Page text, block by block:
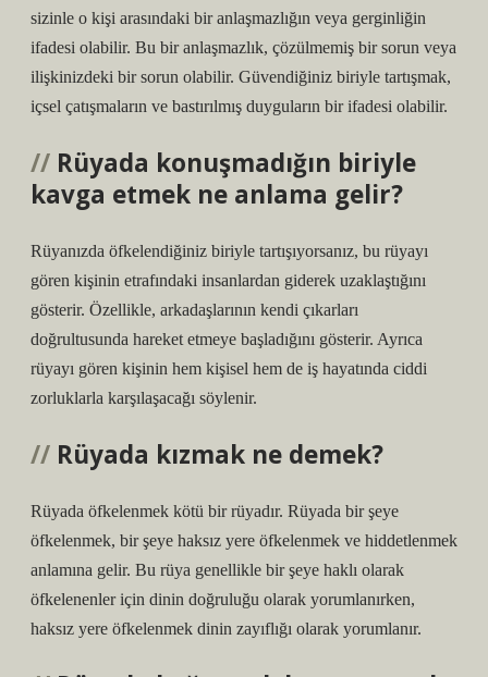
sizinle o kişi arasındaki bir anlaşmazlığın veya gerginliğin
ifadesi olabilir. Bu bir anlaşmazlık, çözülmemiş bir sorun veya
ilişkinizdeki bir sorun olabilir. Güvendiğiniz biriyle tartışmak,
içsel çatışmaların ve bastırılmış duyguların bir ifadesi olabilir.
Rüyada konuşmadığın biriyle
kavga etmek ne anlama gelir?
Rüyanızda öfkelendiğiniz biriyle tartışıyorsanız, bu rüyayı
gören kişinin etrafındaki insanlardan giderek uzaklaştığını
gösterir. Özellikle, arkadaşlarının kendi çıkarları
doğrultusunda hareket etmeye başladığını gösterir. Ayrıca
rüyayı gören kişinin hem kişisel hem de iş hayatında ciddi
zorluklarla karşılaşacağı söylenir.
Rüyada kızmak ne demek?
Rüyada öfkelenmek kötü bir rüyadır. Rüyada bir şeye
öfkelenmek, bir şeye haksız yere öfkelenmek ve hiddetlenmek
anlamına gelir. Bu rüya genellikle bir şeye haklı olarak
öfkelenenler için dinin doğruluğu olarak yorumlanırken,
haksız yere öfkelenmek dinin zayıflığı olarak yorumlanır.